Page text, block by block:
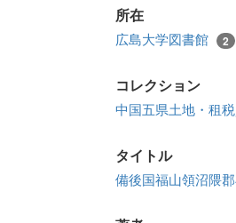
所在
広島大学図書館 2
コレクション
中国五県土地・租
タイトル
備後国福山領沼隈